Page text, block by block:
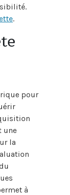
.
pour
une
la
à